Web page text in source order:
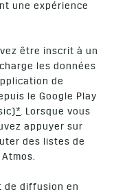
une expérience
être inscrit à un
les données
de
le Google Play
*. Lorsque vous
appuyer sur
des listes de
de diffusion en